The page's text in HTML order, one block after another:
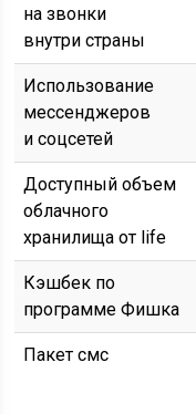
на звонки
внутри страны
Использование
мессенджеров
и соцсетей
Доступный объем
облачного
хранилища от life
Кэшбек по
программе Фишка
Пакет смс